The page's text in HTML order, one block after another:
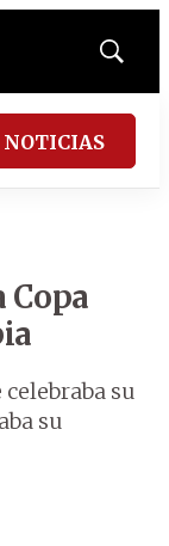
Mostrar
Copa
su
su